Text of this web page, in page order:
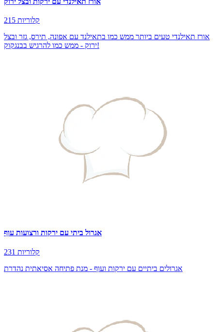
215 קלוריות
אורז תאילנדי טעים ביותר ממש כמו בתאילנד עם אפונה, תירס, גזר ובצל
ירוק - ממש כמו להרגיש בבנגקוק!
אגרול ביתי עם ירקות ורצועות עוף
231 קלוריות
אגרולים ביתיים עם ירקות ועוף - מנת פתיחה אסיאתית נהדרת